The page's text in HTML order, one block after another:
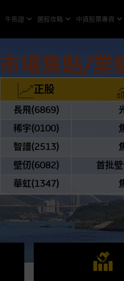
牛熊證 選股攻略 中資股票專頁
市場焦點/業
正股
長飛(6869)
稀宇(0100)
智譜(2513)
壁仞(6082)
首批
華虹(1347)